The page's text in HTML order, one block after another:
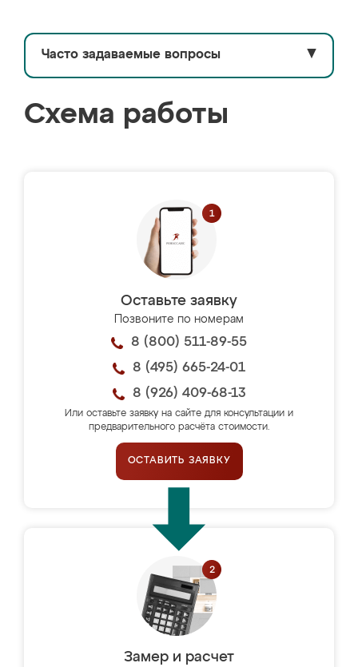
Часто задаваемые вопросы ▼
Схема работы
Оставьте заявку
Позвоните по номерам
8 (800) 511-89-55
8 (495) 665-24-01
8 (926) 409-68-13
Или оставьте заявку на сайте для консультации и
предварительного расчёта стоимости.
ОСТАВИТЬ ЗАЯВКУ
Замер и расчет